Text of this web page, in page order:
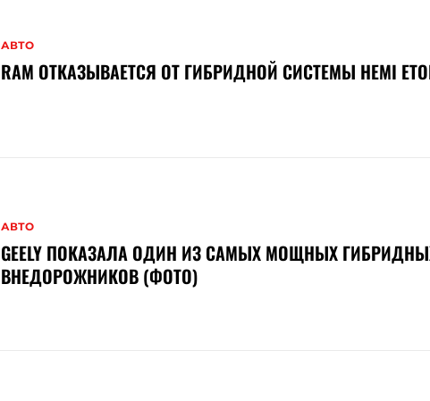
АВТО
RAM ОТКАЗЫВАЕТСЯ ОТ ГИБРИДНОЙ СИСТЕМЫ HEMI
АВТО
GEELY ПОКАЗАЛА ОДИН ИЗ САМЫХ МОЩНЫХ
ВНЕДОРОЖНИКОВ (ФОТО)